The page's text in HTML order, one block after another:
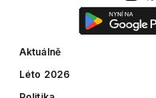
Aktuálně
Léto 2026